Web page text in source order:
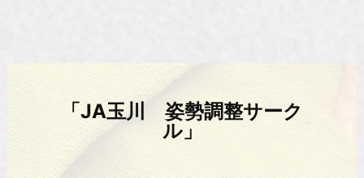
「JA玉川 姿勢調整サーク
ル」